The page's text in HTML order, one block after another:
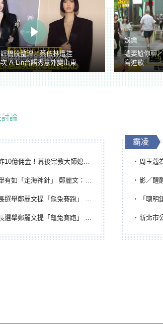
橋段整理／蔡依林遭控
A-Lin台語秀意外變山東
娛樂
噓要尬你聊
寫進歌
討論
金！幕後宗教大師媳婦獲100萬交保...快步奔離不發一語
「定海神針」 鄭麗文：傾全黨之力讓彰化贏
麗文提「龜兔賽跑」 綠營、無黨籍忙否認是烏龜
麗文提「龜兔賽跑」 綠營、無黨籍忙否認是烏龜
霸凌
周玉蔻為「滾
影／醒醒吧教
「聰明鎮
新北市公公